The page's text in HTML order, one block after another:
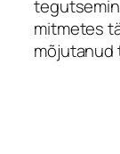
mitmetes
mõjutanud